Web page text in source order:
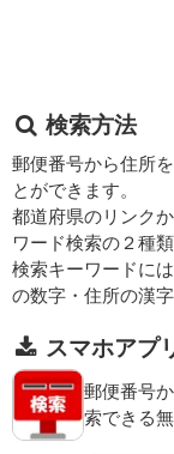
検索方法
郵便番号から住所
とができます。
都道府県のリンク
ワード検索の２種
検索キーワードに
の数字・住所の漢
スマホアプ
郵便番号
索できる